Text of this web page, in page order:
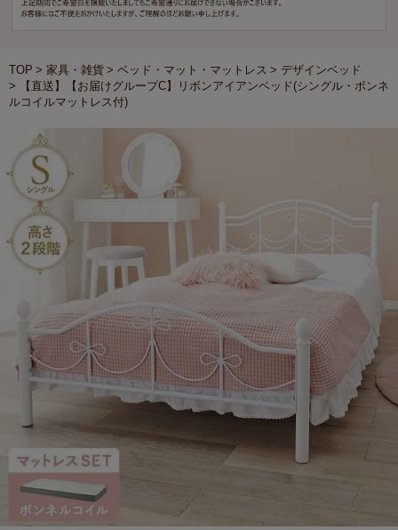
TOP 家具・雑貨 ベッド・マット・マットレス
デザインベッド
【直送】【お届けグループC】リボンアイアンベッド(シングル・ボンネ
ルコイルマットレス付)